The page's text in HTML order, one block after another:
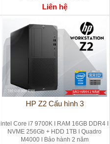
Liên hệ
HP Z2 Cấu hình 3
intel Core i7 9700K I RAM 16GB DDR4 I
NVME 256Gb + HDD 1TB I Quadro
M4000 I Bảo hành 2 năm